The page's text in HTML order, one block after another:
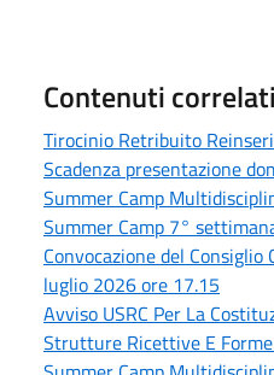
Contenuti correlati
Tirocinio Retribuito
Scadenza presentazione
Summer Camp
Summer Camp 7°
Convocazione del
luglio 2026 ore 17.15
Avviso USRC Per La
Strutture Ricettive E